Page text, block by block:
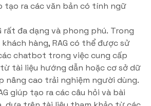
tạo ra các văn bản có tính ngữ
rất đa dạng và phong phú. Trong
hàng, RAG có thể được sử
chatbot trong việc cung cấp
tài liệu hướng dẫn hoặc cơ sở dữ
nâng cao trải nghiệm người dùng.
giúp tạo ra các câu hỏi và bài